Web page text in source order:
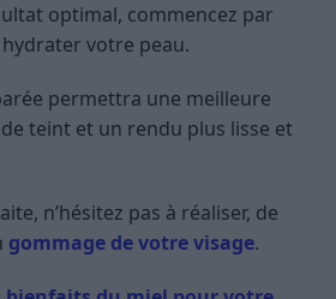
optimal, commencez par
votre peau.
permettra une meilleure
teint et un rendu plus lisse et
n’hésitez pas à réaliser, de
gommage de votre visage.